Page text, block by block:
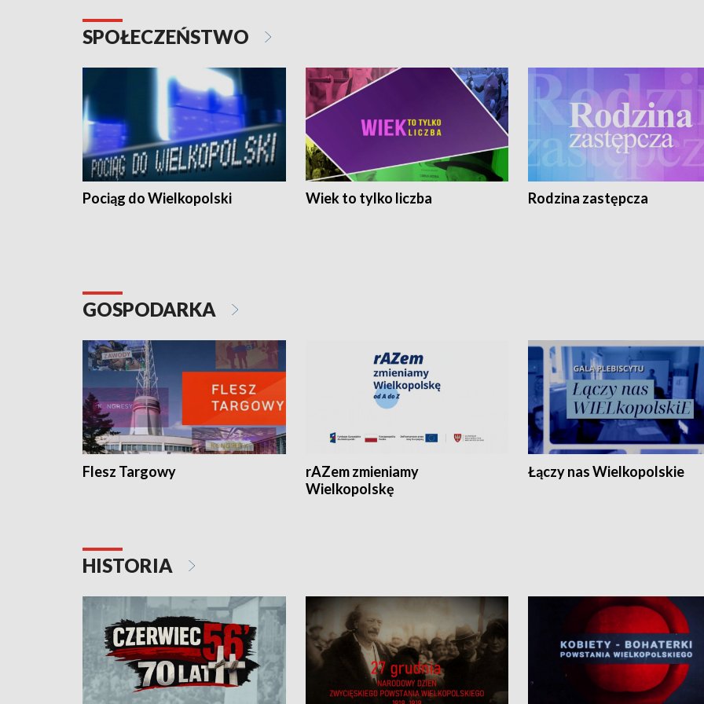
SPOŁECZEŃSTWO
Pociąg do Wielkopolski Wiek to tylko liczba Rodzina zastępcza
GOSPODARKA
Flesz Targowy
rAZem zmieniamy
Wielkopolskę
Łączy nas Wielkopolskie
HISTORIA